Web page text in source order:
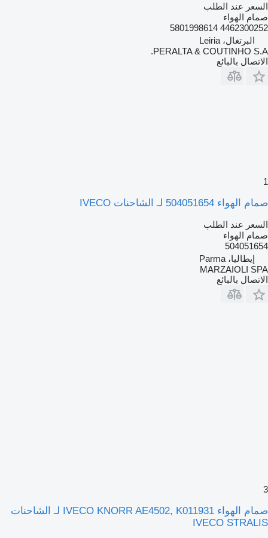
السعر عند الطلب
صمام الهواء
4462300252 5801998614
البرتغال، Leiria
PERALTA & COUTINHO S.A.
الاتصال بالبائع
1
صمام الهواء 504051654 لـ الشاحنات IVECO
السعر عند الطلب
صمام الهواء
504051654
إيطاليا، Parma
MARZAIOLI SPA
الاتصال بالبائع
3
صمام الهواء IVECO KNORR AE4502, K011931 لـ الشاحنات
IVECO STRALIS